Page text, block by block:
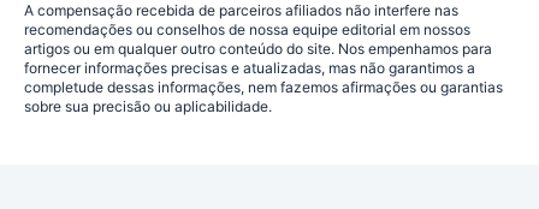
A compensação recebida de parceiros afiliados não interfere nas
recomendações ou conselhos de nossa equipe editorial em nossos
artigos ou em qualquer outro conteúdo do site. Nos empenhamos para
fornecer informações precisas e atualizadas, mas não garantimos a
completude dessas informações, nem fazemos afirmações ou garantias
sobre sua precisão ou aplicabilidade.